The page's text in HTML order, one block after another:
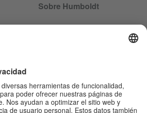
Sobre Humboldt
en las redes sociales